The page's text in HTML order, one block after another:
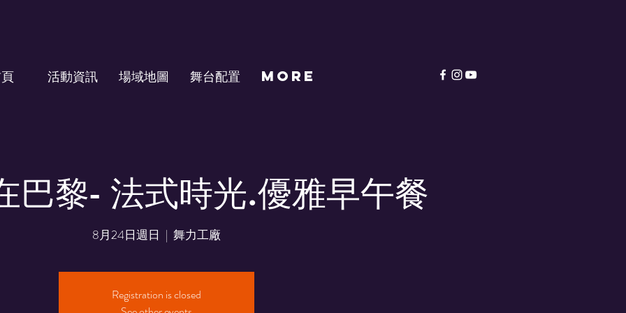
活動資訊 場域地圖 舞台配置 More
巴黎- 法式時光.優雅早午餐
8月24日週日
  |
舞力工廠
Registration is closed